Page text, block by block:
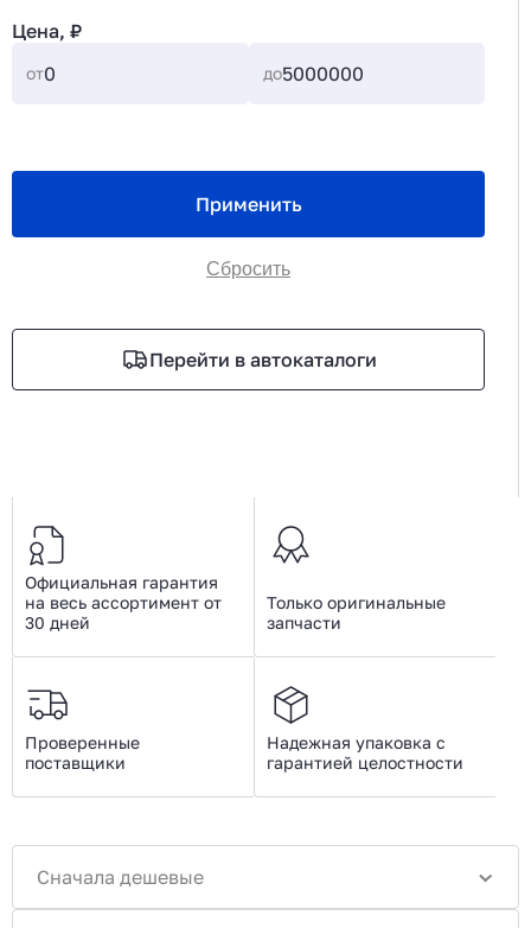
Цена, ₽
от до
Применить
Сбросить
Перейти в автокаталоги
Официальная гарантия
на весь ассортимент от
30 дней
Только оригинальные
запчасти
Проверенные
поставщики
Надежная упаковка с
гарантией целостности
Сначала дешевые